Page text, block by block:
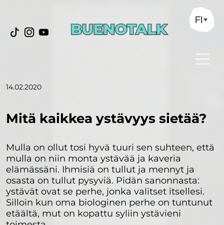
FI
14.02.2020
Mitä kaikkea ystävyys sietää?
Mulla on ollut tosi hyvä tuuri sen suhteen, että
mulla on niin monta ystävää ja kaveria
elämässäni. Ihmisiä on tullut ja mennyt ja
osasta on tullut pysyviä. Pidän sanonnasta:
ystävät ovat se perhe, jonka valitset itsellesi.
Silloin kun oma biologinen perhe on tuntunut
etäältä, mut on kopattu syliin ystävieni